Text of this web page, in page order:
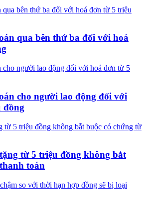
qua bên thứ ba đối với hoá
cho người lao động đối với
đồng
từ 5 triệu đồng không bắt
toán